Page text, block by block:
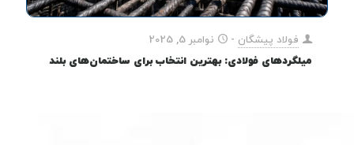
فولاد پیشگان -
نوامبر 5, 2025
میلگردهای فولادی: بهترین انتخاب برای ساختمان‌های بلند